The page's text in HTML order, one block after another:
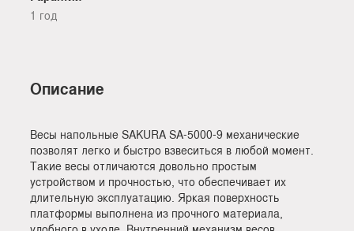
1 год
Описание
Весы напольные SAKURA SA-5000-9 механические
позволят легко и быстро взвеситься в любой момент.
Такие весы отличаются довольно простым
устройством и прочностью, что обеспечивает их
длительную эксплуатацию. Яркая поверхность
платформы выполнена из прочного материала,